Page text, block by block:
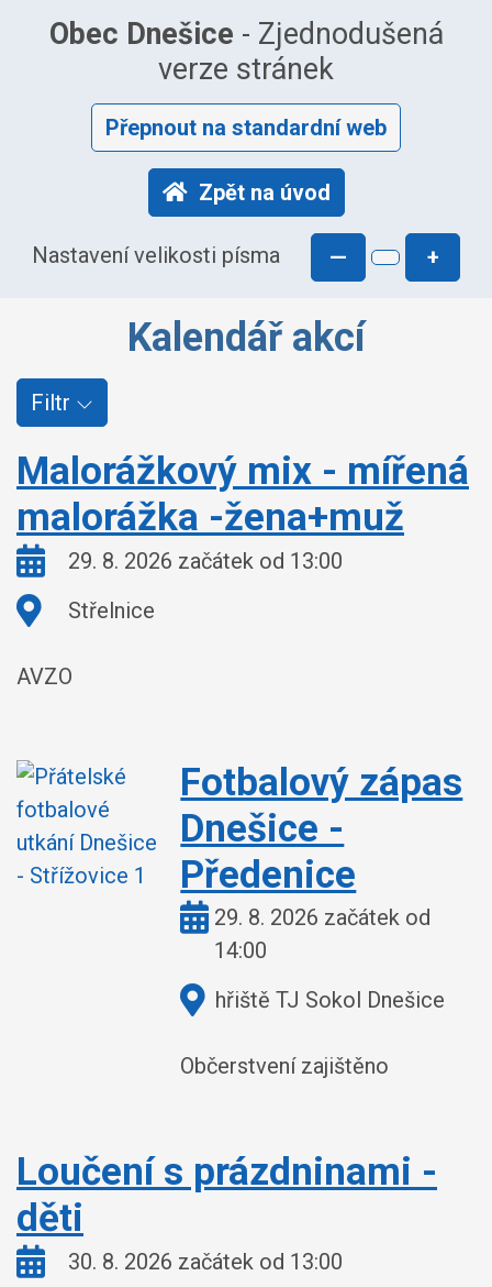
Obec Dnešice - Zjednodušená
verze stránek
Přepnout na standardní web
Zpět na úvod
Nastavení velikosti písma — +
Kalendář akcí
Filtr
Malorážkový mix - mířená
malorážka -žena+muž
Kdy:
29. 8. 2026 začátek od 13:00
Kde:
Střelnice
AVZO
Fotbalový zápas
Dnešice -
Předenice
Kdy:29. 8. 2026 začátek od
14:00
Kde:hřiště TJ Sokol Dnešice
Občerstvení zajištěno
Loučení s prázdninami -
děti
Kdy:
30. 8. 2026 začátek od 13:00